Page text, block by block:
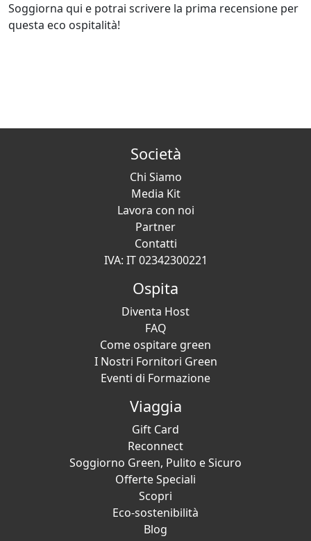
Soggiorna qui e potrai scrivere la prima recensione per
questa eco ospitalità!
Società
Chi Siamo
Media Kit
Lavora con noi
Partner
Contatti
IVA: IT 02342300221
Ospita
Diventa Host
FAQ
Come ospitare green
I Nostri Fornitori Green
Eventi di Formazione
Viaggia
Gift Card
Reconnect
Soggiorno Green, Pulito e Sicuro
Offerte Speciali
Scopri
Eco-sostenibilità
Blog